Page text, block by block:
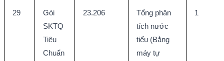
29
Gói
SKTQ
Tiêu
Chuẩn
23.206
Tổng phân
tích nước
tiểu (Bằng
máy tự
1